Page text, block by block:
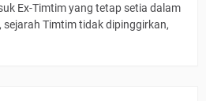
Ex-Timtim yang tetap setia dalam
sejarah Timtim tidak dipinggirkan,